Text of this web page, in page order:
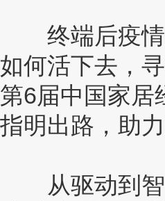
终端后疫情
如何活下去，
第6届中国家居
指明出路，助
从驱动到智